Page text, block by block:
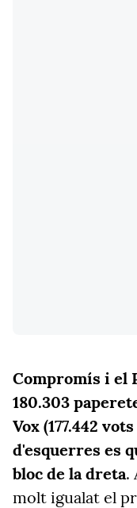
Compromís i el
180.303
Vox (177.442
d'esquerres es
bloc de la dreta.
molt igualat el